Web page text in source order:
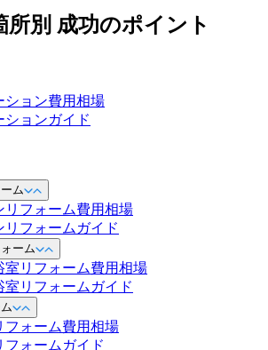
所別 成功のポイント
ション費用相場
ションガイド
ム
リフォーム費用相場
リフォームガイド
ーム
室リフォーム費用相場
室リフォームガイド
フォーム費用相場
フォームガイド